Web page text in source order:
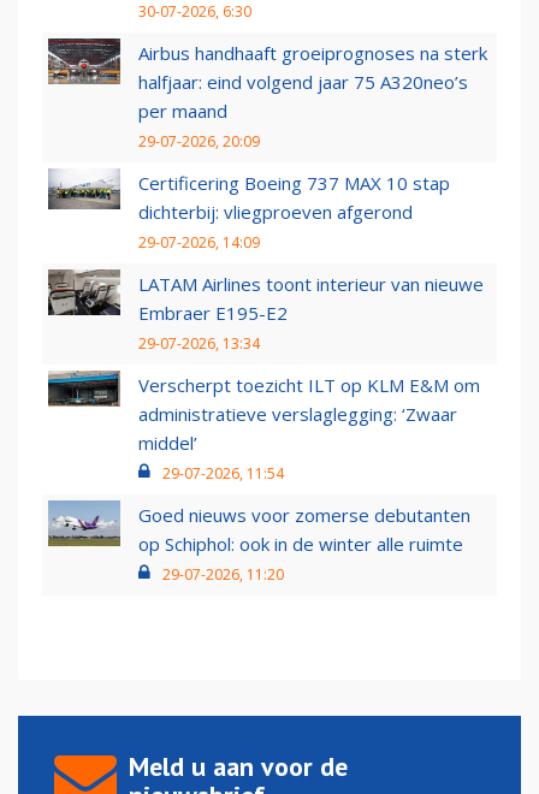
30-07-2026, 6:30
Airbus handhaaft groeiprognoses na sterk
halfjaar: eind volgend jaar 75 A320neo’s
per maand
29-07-2026, 20:09
Certificering Boeing 737 MAX 10 stap
dichterbij: vliegproeven afgerond
29-07-2026, 14:09
LATAM Airlines toont interieur van nieuwe
Embraer E195-E2
29-07-2026, 13:34
Verscherpt toezicht ILT op KLM E&M om
administratieve verslaglegging: ‘Zwaar
middel’
29-07-2026, 11:54
Goed nieuws voor zomerse debutanten
op Schiphol: ook in de winter alle ruimte
29-07-2026, 11:20
Meld u aan voor de